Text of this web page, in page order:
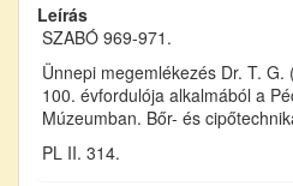
Leírás
SZABÓ 969-971.
Ünnepi megemlékezés Dr. T.
100. évfordulója alkalmából a
Múzeumban. Bőr- és
PL II. 314.